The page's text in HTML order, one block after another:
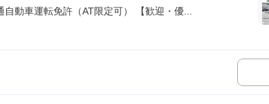
動車運転免許（AT限定可） 【歓迎・優...